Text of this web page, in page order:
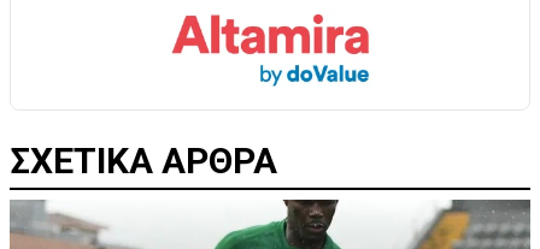
ΣΧΕΤΙΚΑ ΑΡΘΡΑ